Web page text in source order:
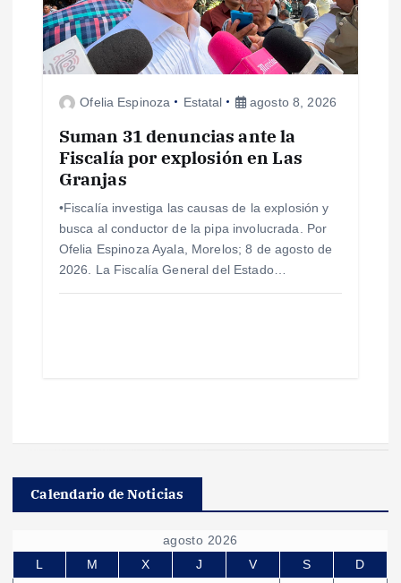
Ofelia Espinoza Estatal agosto 8, 2026
Suman 31 denuncias ante la
Fiscalía por explosión en Las
Granjas
•Fiscalía investiga las causas de la explosión y
busca al conductor de la pipa involucrada. Por
Ofelia Espinoza Ayala, Morelos; 8 de agosto de
2026. La Fiscalía General del Estado…
Calendario de Noticias
agosto 2026
L
M X J V S
D